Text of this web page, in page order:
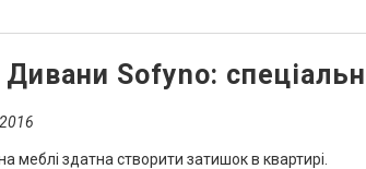
Дивани Sofyno:
меблі здатна створити затишок в квартирі.